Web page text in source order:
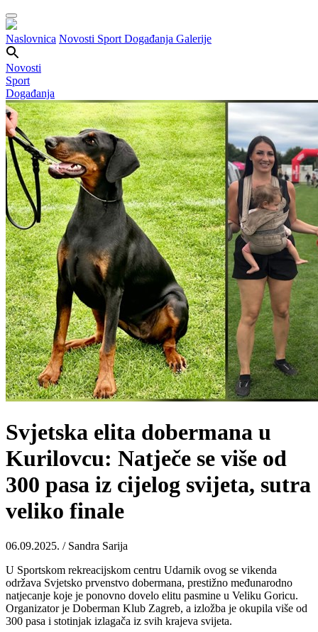
Naslovnica Novosti Sport Događanja Galerije
Novosti
Sport
Događanja
Svjetska elita dobermana u
Kurilovcu: Natječe se više od
300 pasa iz cijelog svijeta, sutra
veliko finale
06.09.2025. / Sandra Sarija
U Sportskom rekreacijskom centru Udarnik ovog se vikenda
održava Svjetsko prvenstvo dobermana, prestižno međunarodno
natjecanje koje je ponovno dovelo elitu pasmine u Veliku Goricu.
Organizator je Doberman Klub Zagreb, a izložba je okupila više od
300 pasa i stotinjak izlagača iz svih krajeva svijeta.